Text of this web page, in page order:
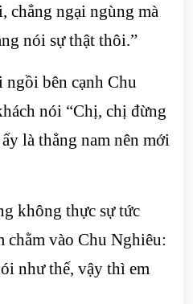
chẳng ngại ngùng mà
nói sự thật thôi.”
bên cạnh Chu
nói “Chị, chị đừng
là thẳng nam nên mới
không thực sự tức
chằm vào Chu Nghiêu:
như thế, vậy thì em